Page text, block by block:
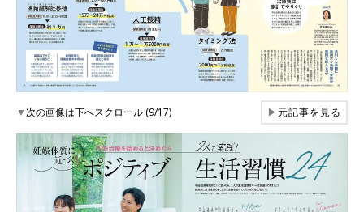
▼次の画像は下へスクロール (9/17) ▶元記事を見る